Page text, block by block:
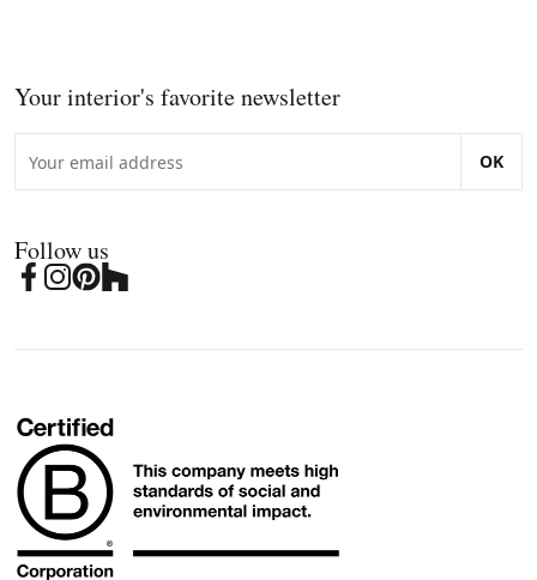
Your interior's favorite newsletter
OK
Follow us